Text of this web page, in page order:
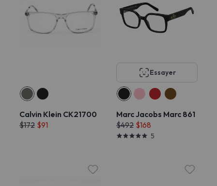
Calvin Klein CK21700
$172 $91
Essayer
Marc Jacobs Marc 861
$492 $168
5